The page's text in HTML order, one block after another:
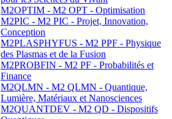
M2OPTIM - M2 OPT - Optimisation
M2PIC - M2 PIC - Projet, Innovation,
Conception
M2PLASPHYFUS - M2 PPF - Physique
des Plasmas et de la Fusion
M2PROBFIN - M2 PF - Probabilités et
Finance
M2QLMN - M2 QLMN - Quantique,
Lumière, Matériaux et Nanosciences
M2QUANTDEV - M2 QD - Dispositifs